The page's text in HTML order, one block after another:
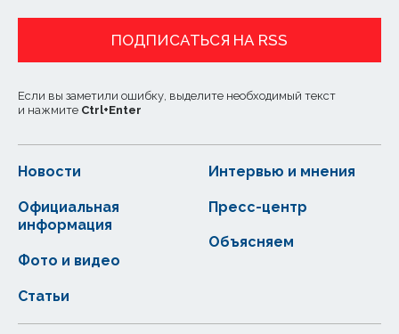
ПОДПИСАТЬСЯ НА RSS
Если вы заметили ошибку, выделите необходимый текст
и нажмите Ctrl+Enter
Новости
Статьи
Официальная
информация
Интервью и мнения
Фото и видео
Пресс-центр
Объясняем